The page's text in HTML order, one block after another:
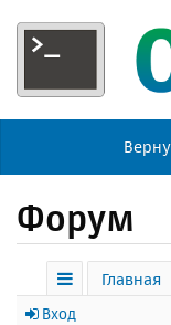
Форум
с
Главная
Вход